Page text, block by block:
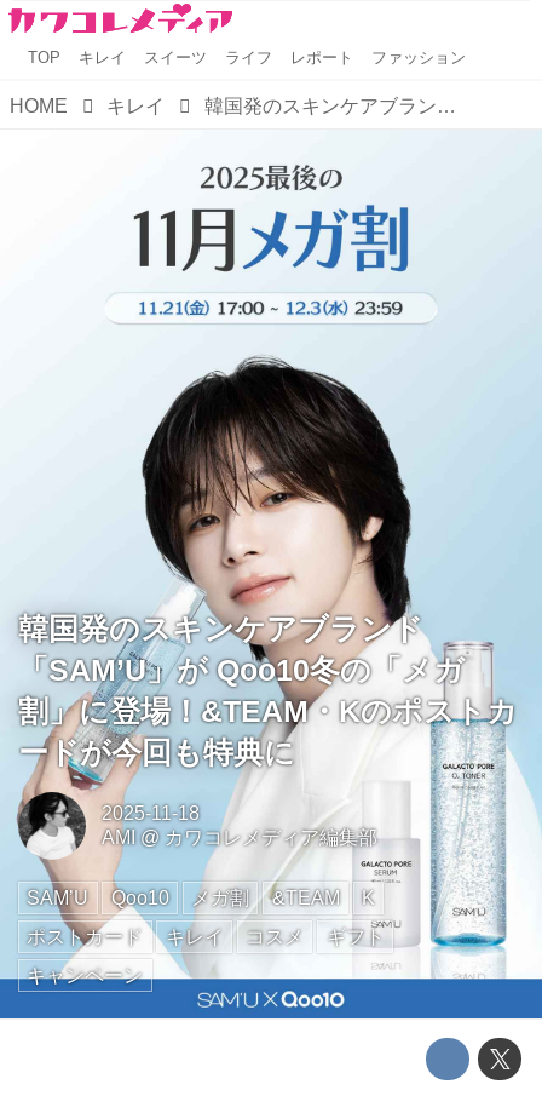
TOP キレイ スイーツ ライフ レポート ファッション
HOME キレイ 韓国発のスキンケアブランド「SAM’U」が Qoo10冬の「メガ割」に登場！&TEAM・Kのポストカードが今回も特典に
韓国発のスキンケアブランド
「SAM’U」が Qoo10冬の「メガ
割」に登場！&TEAM・Kのポストカ
ードが今回も特典に
2025-11-18
AMI @ カワコレメディア編集部
SAM’U Qoo10 メガ割 &TEAM
K
ポストカード
キレイ コスメ
ギフト
キャンペーン